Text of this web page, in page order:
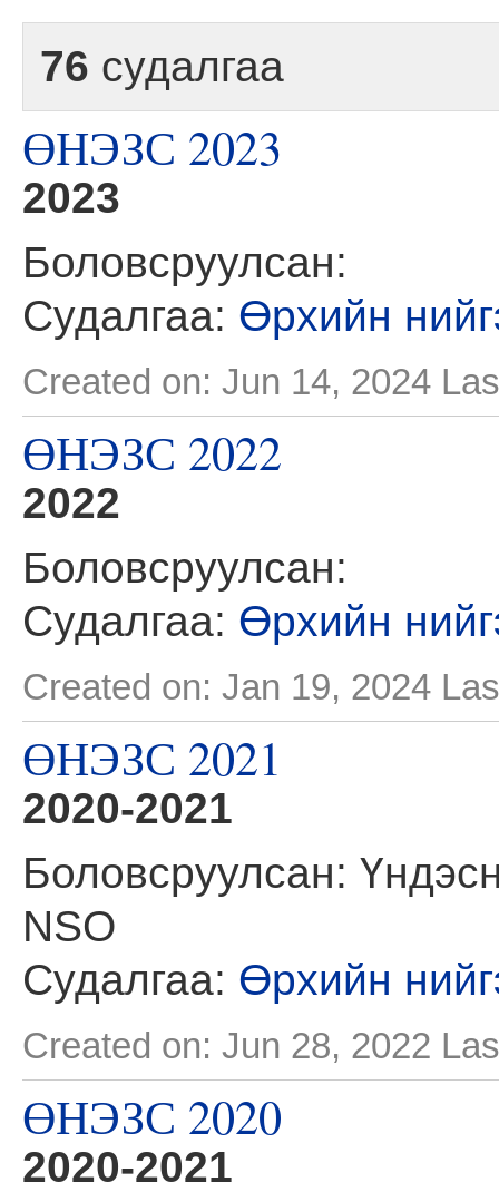
76 судалгаа
ӨНЭЗС 2023
2023
Боловсруулсан:
Судалгаа: Өрхийн
Created on: Jun 14, 2024
ӨНЭЗС 2022
2022
Боловсруулсан:
Судалгаа: Өрхийн
Created on: Jan 19, 2024
ӨНЭЗС 2021
2020-2021
Боловсруулсан:
NSO
Судалгаа: Өрхийн
Created on: Jun 28, 2022
ӨНЭЗС 2020
2020-2021